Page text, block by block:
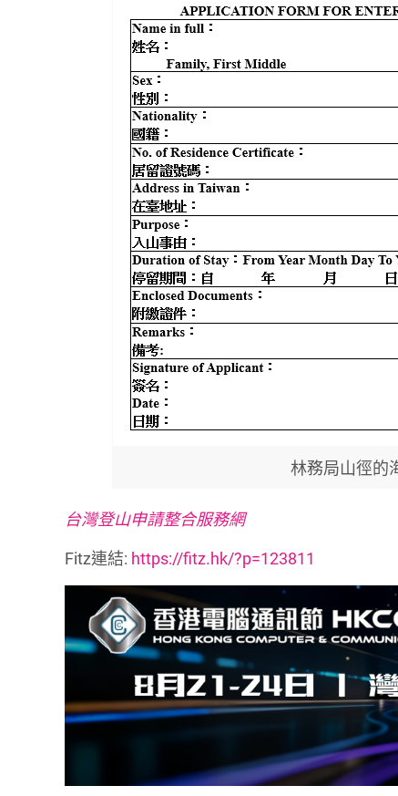
林務局山徑的
台灣登山申請整合服務網
Fitz連結: https://fitz.hk/?p=123811